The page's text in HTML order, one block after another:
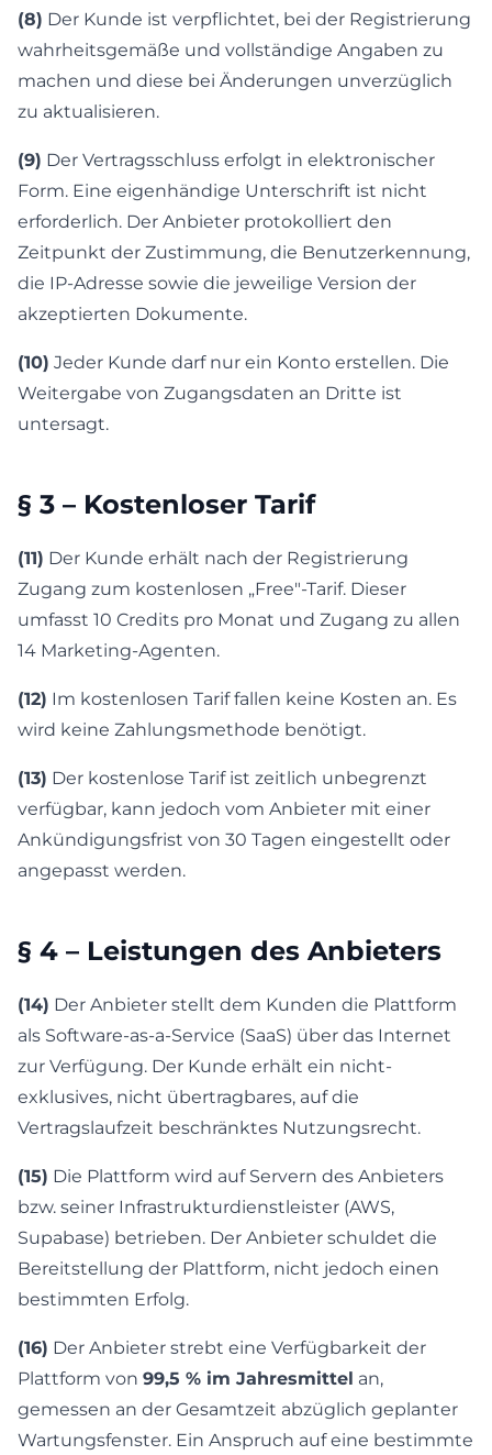
(8) Der Kunde ist verpflichtet, bei der Registrierung
wahrheitsgemäße und vollständige Angaben zu
machen und diese bei Änderungen unverzüglich
zu aktualisieren.
(9) Der Vertragsschluss erfolgt in elektronischer
Form. Eine eigenhändige Unterschrift ist nicht
erforderlich. Der Anbieter protokolliert den
Zeitpunkt der Zustimmung, die Benutzerkennung,
die IP-Adresse sowie die jeweilige Version der
akzeptierten Dokumente.
(10) Jeder Kunde darf nur ein Konto erstellen. Die
Weitergabe von Zugangsdaten an Dritte ist
untersagt.
§ 3 – Kostenloser Tarif
(11) Der Kunde erhält nach der Registrierung
Zugang zum kostenlosen „Free"-Tarif. Dieser
umfasst 10 Credits pro Monat und Zugang zu allen
14 Marketing-Agenten.
(12) Im kostenlosen Tarif fallen keine Kosten an. Es
wird keine Zahlungsmethode benötigt.
(13) Der kostenlose Tarif ist zeitlich unbegrenzt
verfügbar, kann jedoch vom Anbieter mit einer
Ankündigungsfrist von 30 Tagen eingestellt oder
angepasst werden.
§ 4 – Leistungen des Anbieters
(14) Der Anbieter stellt dem Kunden die Plattform
als Software-as-a-Service (SaaS) über das Internet
zur Verfügung. Der Kunde erhält ein nicht-
exklusives, nicht übertragbares, auf die
Vertragslaufzeit beschränktes Nutzungsrecht.
(15) Die Plattform wird auf Servern des Anbieters
bzw. seiner Infrastrukturdienstleister (AWS,
Supabase) betrieben. Der Anbieter schuldet die
Bereitstellung der Plattform, nicht jedoch einen
bestimmten Erfolg.
(16) Der Anbieter strebt eine Verfügbarkeit der
Plattform von 99,5 % im Jahresmittel an,
gemessen an der Gesamtzeit abzüglich geplanter
Wartungsfenster. Ein Anspruch auf eine bestimmte